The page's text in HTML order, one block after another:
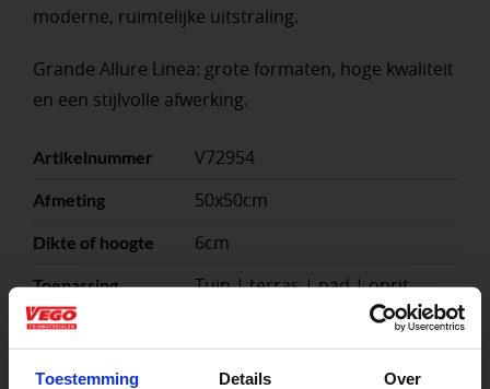
Toestemming Details Over
moderne, ruimtelijke uitstraling.
Grande Allure Linea: grote formaten, hoge kwaliteit
en een stijlvolle afwerking.
Artikelnummer V72954
Afmeting 50x50cm
Dikte of hoogte 6cm
Toepassing Tuin | terras | pad | oprit
Materiaal
Stuks per eenheid